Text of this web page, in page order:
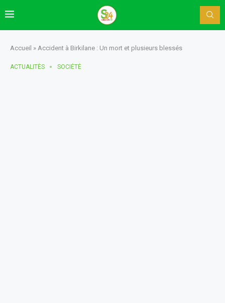
Accueil » Accident à Birkilane : Un mort et plusieurs blessés
ACTUALITÈS SOCIÉTÉ